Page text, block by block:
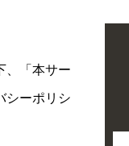
、「本サー
シーポリシ